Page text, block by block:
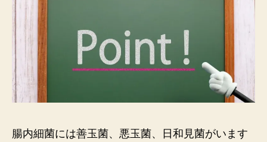
腸内細菌には善玉菌、悪玉菌、日和見菌がいます